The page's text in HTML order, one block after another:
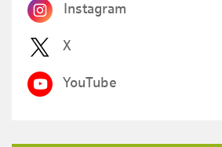
Instagram
X
YouTube